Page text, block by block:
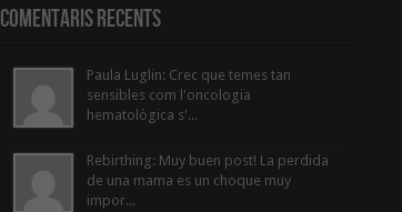
Comentaris Recents
Paula Luglin: Crec que temes tan
sensibles com l'oncologia
hematològica s'...
Rebirthing: Muy buen post! La perdida
de una mama es un choque muy
impor...